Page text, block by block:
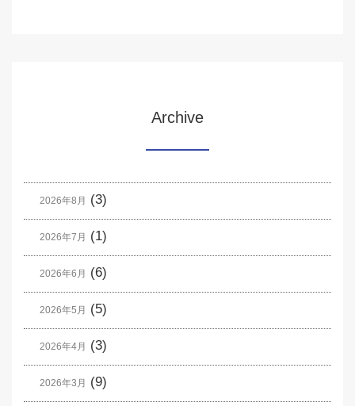
Archive
2026年8月 (3)
2026年7月 (1)
2026年6月 (6)
2026年5月 (5)
2026年4月 (3)
2026年3月 (9)